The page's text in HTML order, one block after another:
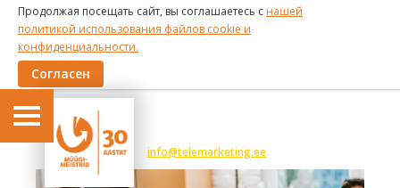
Продолжая посещать сайт, вы соглашаетесь с нашей
политикой использования файлов cookie и
конфиденциальности.
Согласен
info@telemarketing.ee